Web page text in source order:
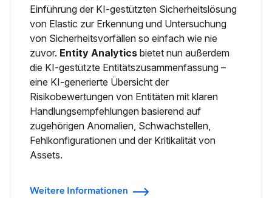
Einführung der KI-gestützten Sicherheitslösung
von Elastic zur Erkennung und Untersuchung
von Sicherheitsvorfällen so einfach wie nie
zuvor. Entity Analytics bietet nun außerdem
die KI-gestützte Entitätszusammenfassung –
eine KI-generierte Übersicht der
Risikobewertungen von Entitäten mit klaren
Handlungsempfehlungen basierend auf
zugehörigen Anomalien, Schwachstellen,
Fehlkonfigurationen und der Kritikalität von
Assets.
Weitere Informationen